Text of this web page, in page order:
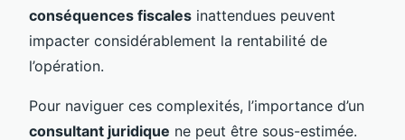
conséquences fiscales inattendues peuvent
impacter considérablement la rentabilité de
l’opération.
Pour naviguer ces complexités, l’importance d’un
consultant juridique ne peut être sous-estimée.